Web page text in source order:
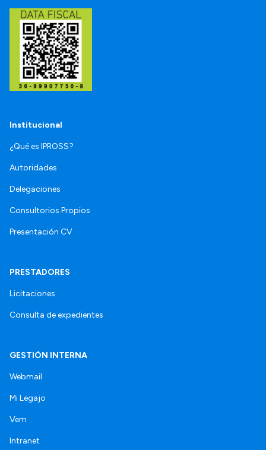
Institucional
¿Qué es IPROSS?
Autoridades
Delegaciones
Consultorios Propios
Presentación CV
PRESTADORES
Licitaciones
Consulta de expedientes
GESTIÓN INTERNA
Webmail
Mi Legajo
Vem
Intranet